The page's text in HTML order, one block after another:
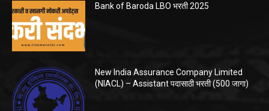
Bank of Baroda LBO भरती 2025
New India Assurance Company Limited
(NIACL) – Assistant पदासाठी भरती (500 जागा)